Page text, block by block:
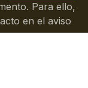
Para ello,
en el aviso